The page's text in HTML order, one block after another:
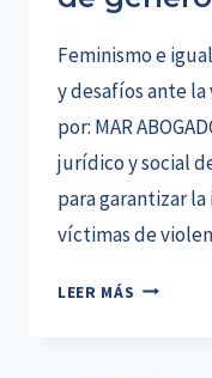
Feminismo e
y desafíos ante
por: MAR
jurídico y social
para garantizar
víctimas de
LEER MÁS